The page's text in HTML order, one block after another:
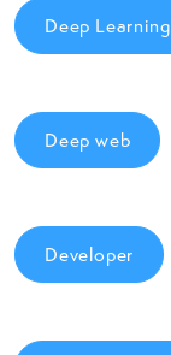
Deep Learning
Deep web
Developer